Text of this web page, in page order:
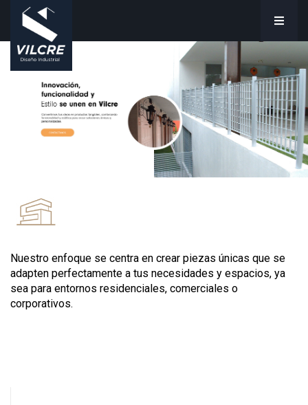
Nuestro enfoque se centra en crear piezas únicas que se
adapten perfectamente a tus necesidades y espacios, ya
sea para entornos residenciales, comerciales o
corporativos.